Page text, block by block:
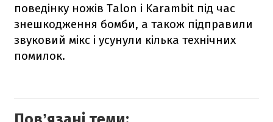
поведінку ножів Talon і Karambit під час
знешкодження бомби, а також підправили
звуковий мікс і усунули кілька технічних
помилок.